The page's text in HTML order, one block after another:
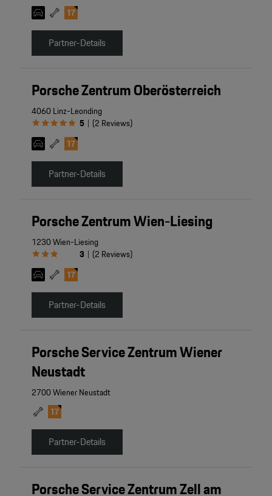
Partner-Details
Porsche Zentrum Oberösterreich
4060 Linz-Leonding
5 | (2 Reviews)
Partner-Details
Porsche Zentrum Wien-Liesing
1230 Wien-Liesing
3 | (2 Reviews)
Partner-Details
Porsche Service Zentrum Wiener
Neustadt
2700 Wiener Neustadt
Partner-Details
Porsche Service Zentrum Zell am